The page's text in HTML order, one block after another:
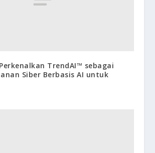
TrendAI™ sebagai
Siber Berbasis AI untuk